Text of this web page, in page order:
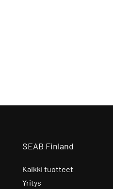
SEAB Finland
Kaikki tuotteet
Yritys